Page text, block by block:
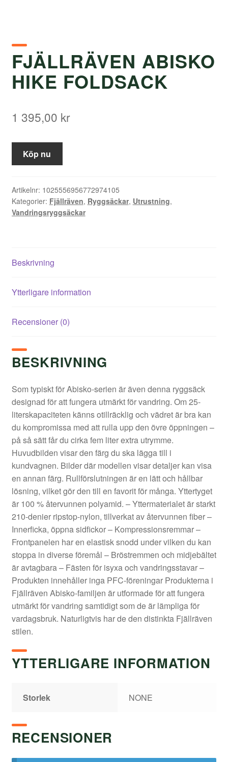
FJÄLLRÄVEN ABISKO
HIKE FOLDSACK
1 395,00 kr
Köp nu
Artikelnr: 1025556956772974105
Kategorier: Fjällräven, Ryggsäckar, Utrustning,
Vandringsryggsäckar
Beskrivning
Ytterligare information
Recensioner (0)
BESKRIVNING
Som typiskt för Abisko-serien är även denna ryggsäck
designad för att fungera utmärkt för vandring. Om 25-
literskapaciteten känns otillräcklig och vädret är bra kan
du kompromissa med att rulla upp den övre öppningen –
på så sätt får du cirka fem liter extra utrymme.
Huvudbilden visar den färg du ska lägga till i
kundvagnen. Bilder där modellen visar detaljer kan visa
en annan färg. Rullförslutningen är en lätt och hållbar
lösning, vilket gör den till en favorit för många. Yttertyget
är 100 % återvunnen polyamid. – Yttermaterialet är starkt
210-denier ripstop-nylon, tillverkat av återvunnen fiber –
Innerficka, öppna sidfickor – Kompressionsremmar –
Frontpanelen har en elastisk snodd under vilken du kan
stoppa in diverse föremål – Bröstremmen och midjebältet
är avtagbara – Fästen för isyxa och vandringsstavar –
Produkten innehåller inga PFC-föreningar Produkterna i
Fjällräven Abisko-familjen är utformade för att fungera
utmärkt för vandring samtidigt som de är lämpliga för
vardagsbruk. Naturligtvis har de den distinkta Fjällräven
stilen.
YTTERLIGARE INFORMATION
Storlek NONE
RECENSIONER